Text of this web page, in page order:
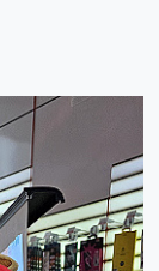
箱 評測
防水雲端攝影
評價，AI輕薄
影像、持
璃、藍寶石鏡
電 開箱 評測
冰藍限定版本 開
護的隨身碟或SD